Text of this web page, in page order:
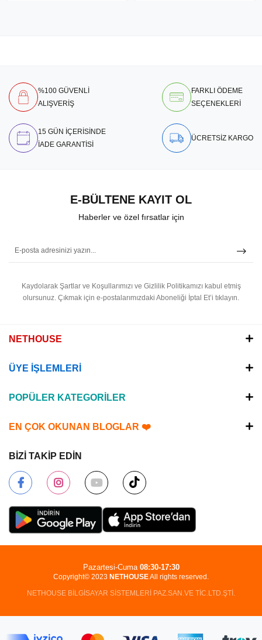
%100 GÜVENLİ
ALIŞVERİŞ
FARKLI ÖDEME
SEÇENEKLERİ
15 GÜN İÇERİSİNDE
İADE GARANTİSİ
ÜCRETSİZ KARGO
E-BÜLTENE KAYIT OL
Haberler ve özel fırsatlar için
Kaydolarak Şartlar ve Koşullarımızı ve Gizlilik Politikamızı kabul etmiş
olursunuz. Çıkmak için e-postalarımızdaki Aboneliği İptal Et’i tıklayın.
NETHOUSE
ÜYE İŞLEMLERİ
POPÜLER KATEGORİLER
EN ÇOK OKUNAN BLOGLAR ❤️
BİZİ TAKİP EDİN
Copyright© 2023 NETHOUSEAll rights reserved.
NETHOUSE BİLGİSAYAR SİSTEMLERİ PAZ.SAN.VE TİC.LTD.ŞTİ.
Pazartesi-Cuma 08:30-17:30